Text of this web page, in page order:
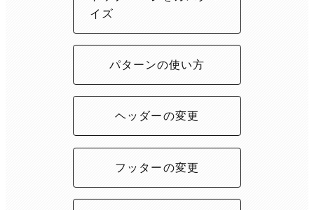
イズ
パターンの使い方
ヘッダーの変更
フッターの変更